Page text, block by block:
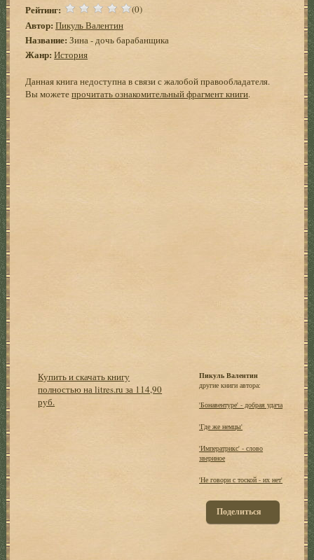
Рейтинг: (0)
Автор: Пикуль Валентин
Название: Зина - дочь барабанщика
Жанр: История
Данная книга недоступна в связи с жалобой правообладателя.
Вы можетепрочитать ознакомительный фрагмент книги.
Купить и скачать книгу
полностью на litres.ru за 114,90
руб.
Пикуль Валентин
другие книги автора:
'Бонавентуре' - добрая удача
'Где же немцы'
'Императрикс' - слово
звериное
'Не говори с тоской - их нет'
Поделиться